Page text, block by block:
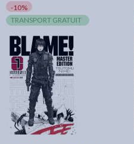
-10%
TRANSPORT GRATUIT